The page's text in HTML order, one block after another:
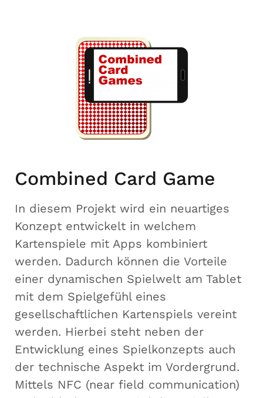
Combined Card Game
In diesem Projekt wird ein neuartiges
Konzept entwickelt in welchem
Kartenspiele mit Apps kombiniert
werden. Dadurch können die Vorteile
einer dynamischen Spielwelt am Tablet
mit dem Spielgefühl eines
gesellschaftlichen Kartenspiels vereint
werden. Hierbei steht neben der
Entwicklung eines Spielkonzepts auch
der technische Aspekt im Vordergrund.
Mittels NFC (near field communication)